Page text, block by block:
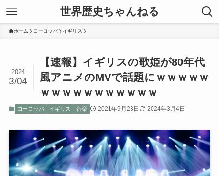
世界歴史ちゃんねる
ホーム ヨーロッパ イギリス
【速報】イギリスの歌姫が80年代
風アニメのMVで話題にｗｗｗｗｗ
ｗｗｗｗｗｗｗｗｗｗｗ
2024
3/04
ヨーロッパ イギリス 音楽 2021年9月23日 2024年3月4日